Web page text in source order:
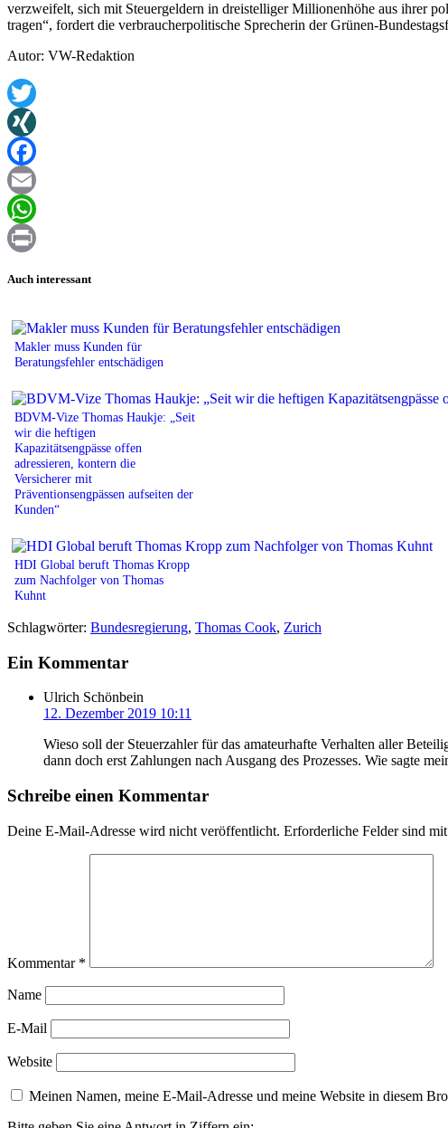
verzweifelt, sich mit Steuergeldern in dreistelliger Millionenhöhe aus ihrer
tragen“, fordert die verbraucherpolitische Sprecherin der Grünen-
Autor: VW-Redaktion
Twitter
XING
Facebook
Email
WhatsApp
Auch interessant
Makler muss Kunden für
Beratungsfehler entschädigen
BDVM-Vize Thomas Haukje: „Seit
wir die heftigen
Kapazitätsengpässe offen
adressieren, kontern die
Versicherer mit
Präventionsengpässen aufseiten der
Kunden“
HDI Global beruft Thomas Kropp
zum Nachfolger von Thomas
Kuhnt
Schlagwörter: Bundesregierung, Thomas Cook, Zurich
Ein Kommentar
Ulrich Schönbein
12. Dezember 2019 10:11
Wieso soll der Steuerzahler für das amateurhafte Verhalten aller
dann doch erst Zahlungen nach Ausgang des Prozesses. Wie sagte
Schreibe einen Kommentar
Deine E-Mail-Adresse wird nicht veröffentlicht. Erforderliche Felder sind mit
Kommentar *
Name
E-Mail
Website
Meinen Namen, meine E-Mail-Adresse und meine Website in diesem